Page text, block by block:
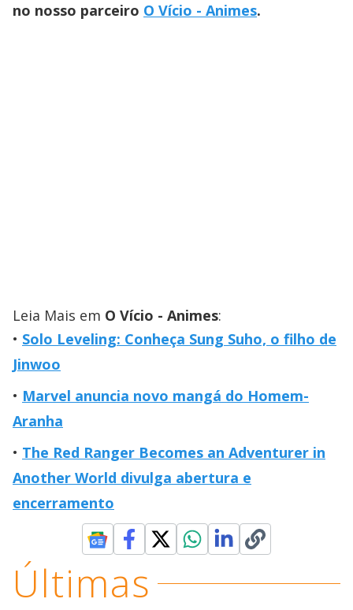
no nosso parceiro O Vício - Animes.
Leia Mais em O Vício - Animes:
Solo Leveling: Conheça Sung Suho, o filho de
Jinwoo
Marvel anuncia novo mangá do Homem-
Aranha
The Red Ranger Becomes an Adventurer in
Another World divulga abertura e
encerramento
Últimas